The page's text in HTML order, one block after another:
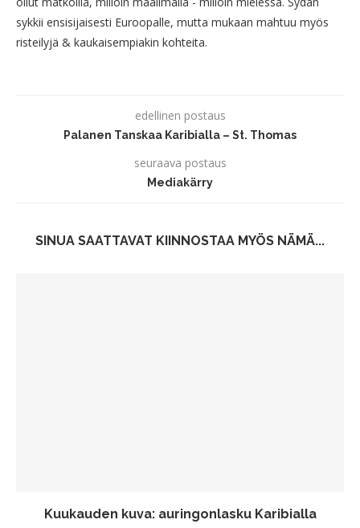
sykkii ensisijaisesti Euroopalle, mutta mukaan mahtuu myös
risteilyjä & kaukaisempiakin kohteita.
edellinen postaus
Palanen Tanskaa Karibialla – St. Thomas
seuraava postaus
Mediakärry
SINUA SAATTAVAT KIINNOSTAA MYÖS NÄMÄ...
Kuukauden kuva: auringonlasku Karibialla